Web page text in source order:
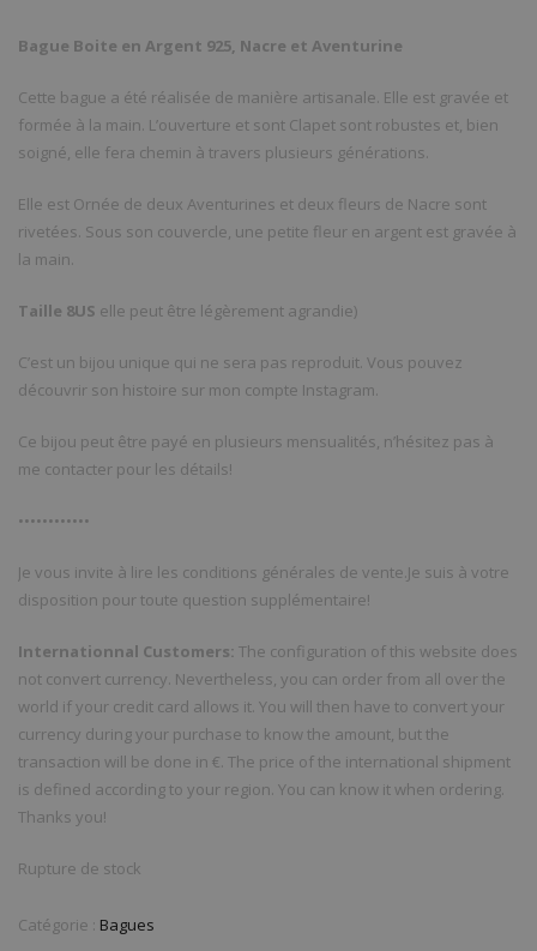
Bague Boite en Argent 925, Nacre et Aventurine
Cette bague a été réalisée de manière artisanale. Elle est gravée et
formée à la main. L’ouverture et sont Clapet sont robustes et, bien
soigné, elle fera chemin à travers plusieurs générations.
Elle est Ornée de deux Aventurines et deux fleurs de Nacre sont
rivetées. Sous son couvercle, une petite fleur en argent est gravée à
la main.
Taille 8US elle peut être légèrement agrandie)
C’est un bijou unique qui ne sera pas reproduit. Vous pouvez
découvrir son histoire sur mon compte Instagram.
Ce bijou peut être payé en plusieurs mensualités, n’hésitez pas à
me contacter pour les détails!
••••••••••••
Je vous invite à lire les conditions générales de vente.Je suis à votre
disposition pour toute question supplémentaire!
Internationnal Customers: The configuration of this website does
not convert currency. Nevertheless, you can order from all over the
world if your credit card allows it. You will then have to convert your
currency during your purchase to know the amount, but the
transaction will be done in €. The price of the international shipment
is defined according to your region. You can know it when ordering.
Thanks you!
Rupture de stock
Catégorie : Bagues